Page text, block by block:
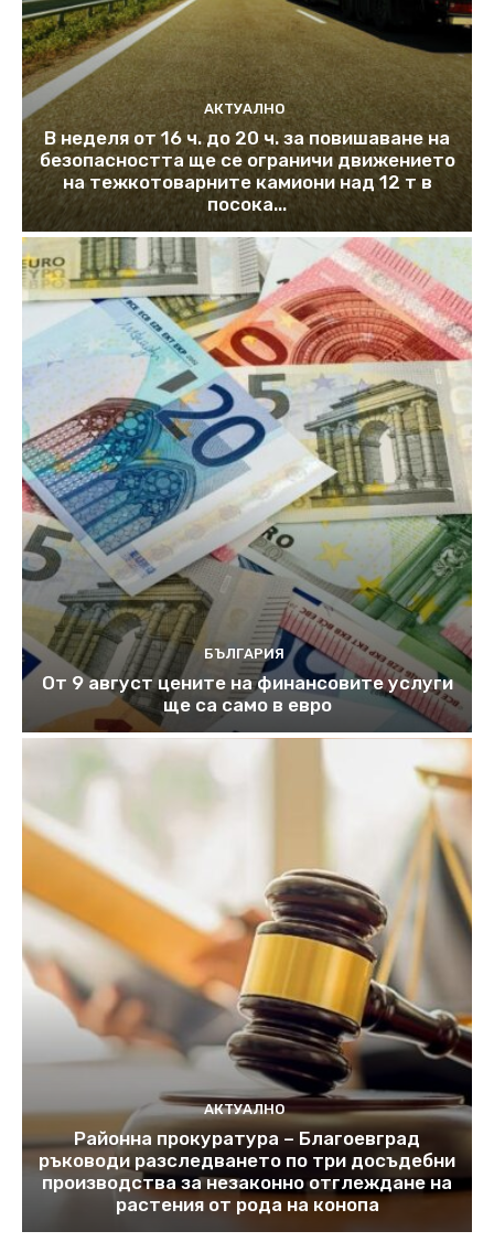
АКТУАЛНО
В неделя от 16 ч. до 20 ч. за повишаване на
безопасността ще се ограничи движението
на тежкотоварните камиони над 12 т в
посока...
БЪЛГАРИЯ
От 9 август цените на финансовите услуги
ще са само в евро
АКТУАЛНО
Районна прокуратура – Благоевград
ръководи разследването по три досъдебни
производства за незаконно отглеждане на
растения от рода на конопа